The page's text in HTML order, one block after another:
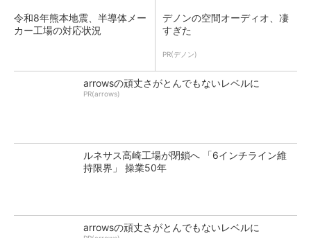
令和8年熊本地震、半導体メー
カー工場の対応状況
デノンの空間オーディオ、凄
すぎた
PR(デノン)
arrowsの頑丈さがとんでもないレベルに
PR(arrows)
ルネサス高崎工場が閉鎖へ 「6インチライン維
持限界」 操業50年
arrowsの頑丈さがとんでもないレベルに